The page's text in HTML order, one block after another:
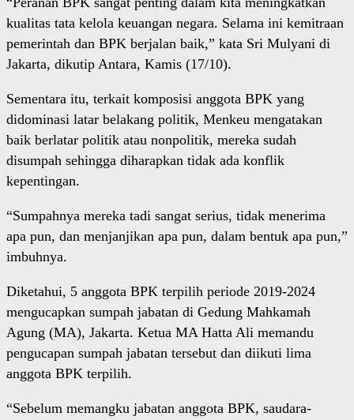
kualitas tata kelola keuangan negara. Selama ini kemitraan
pemerintah dan BPK berjalan baik,” kata Sri Mulyani di
Jakarta, dikutip Antara, Kamis (17/10).
Sementara itu, terkait komposisi anggota BPK yang
didominasi latar belakang politik, Menkeu mengatakan
baik berlatar politik atau nonpolitik, mereka sudah
disumpah sehingga diharapkan tidak ada konflik
kepentingan.
“Sumpahnya mereka tadi sangat serius, tidak menerima
apa pun, dan menjanjikan apa pun, dalam bentuk apa pun,”
imbuhnya.
Diketahui, 5 anggota BPK terpilih periode 2019-2024
mengucapkan sumpah jabatan di Gedung Mahkamah
Agung (MA), Jakarta. Ketua MA Hatta Ali memandu
pengucapan sumpah jabatan tersebut dan diikuti lima
anggota BPK terpilih.
“Sebelum memangku jabatan anggota BPK, saudara-